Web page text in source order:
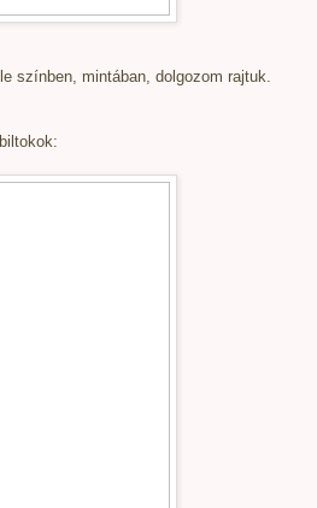
színben, mintában, dolgozom rajtuk.